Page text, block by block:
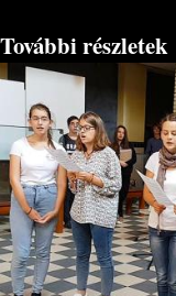
További részletek